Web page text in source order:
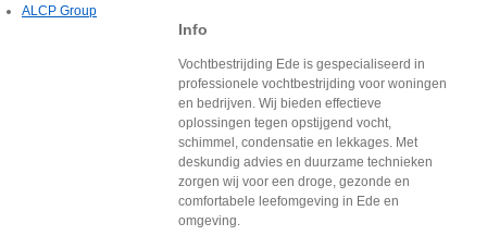
Info
Vochtbestrijding Ede is gespecialiseerd in
professionele vochtbestrijding voor woningen
en bedrijven. Wij bieden effectieve
oplossingen tegen opstijgend vocht,
schimmel, condensatie en lekkages. Met
deskundig advies en duurzame technieken
zorgen wij voor een droge, gezonde en
comfortabele leefomgeving in Ede en
omgeving.
ALCP Group